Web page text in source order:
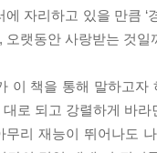
자리하고 있을 만큼
오랫동안 사랑받는 것일
이 책을 통해 말하고자
로 되고 강렬하게 바
무리 재능이 뛰어나도